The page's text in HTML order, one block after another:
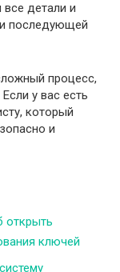
все детали и
последующей
процесс,
у вас есть
который
и
открыть
ключей